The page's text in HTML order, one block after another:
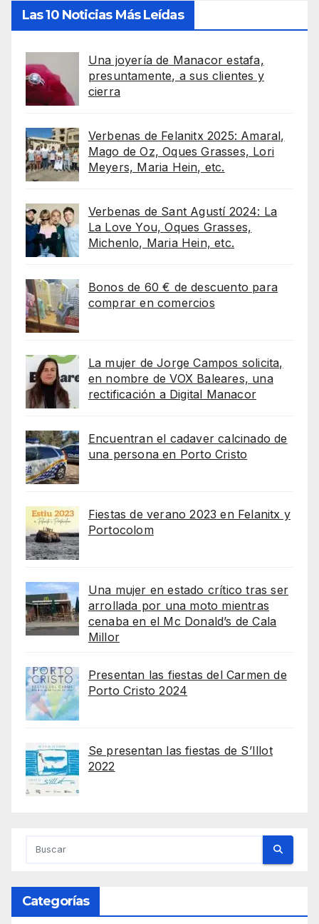
Las 10 Noticias Más Leídas
Una joyería de Manacor estafa,
presuntamente, a sus clientes y
cierra
Verbenas de Felanitx 2025: Amaral,
Mago de Oz, Oques Grasses, Lori
Meyers, Maria Hein, etc.
Verbenas de Sant Agustí 2024: La
La Love You, Oques Grasses,
Michenlo, Maria Hein, etc.
Bonos de 60 € de descuento para
comprar en comercios
La mujer de Jorge Campos solicita,
en nombre de VOX Baleares, una
rectificación a Digital Manacor
Encuentran el cadaver calcinado de
una persona en Porto Cristo
Fiestas de verano 2023 en Felanitx y
Portocolom
Una mujer en estado crítico tras ser
arrollada por una moto mientras
cenaba en el Mc Donald’s de Cala
Millor
Presentan las fiestas del Carmen de
Porto Cristo 2024
Se presentan las fiestas de S’Illot
2022
Categorías